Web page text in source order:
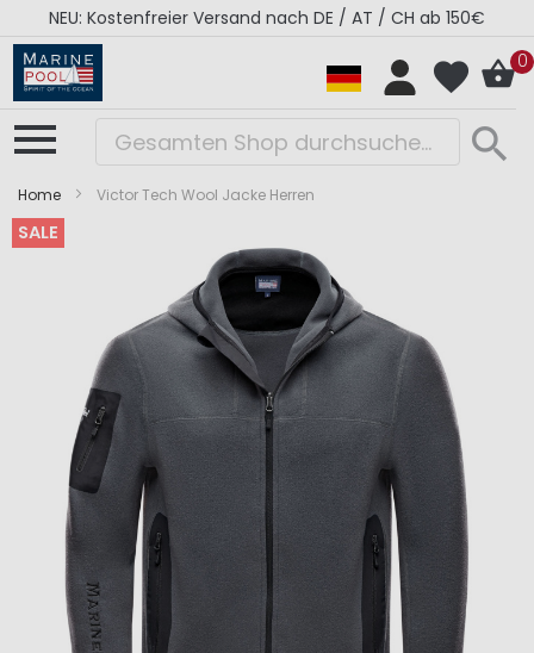
NEU: Kostenfreier Versand nach DE / AT / CH ab 150€
0
Home Victor Tech Wool Jacke Herren
SALE
Zum
Bildergalerie
springen
Zum
Bildergalerie
springen